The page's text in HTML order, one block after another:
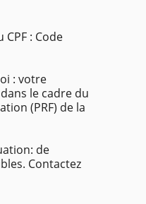
: Code
: votre
le cadre du
(PRF) de la
de
Contactez